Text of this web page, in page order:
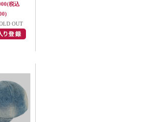
(税込
OUT